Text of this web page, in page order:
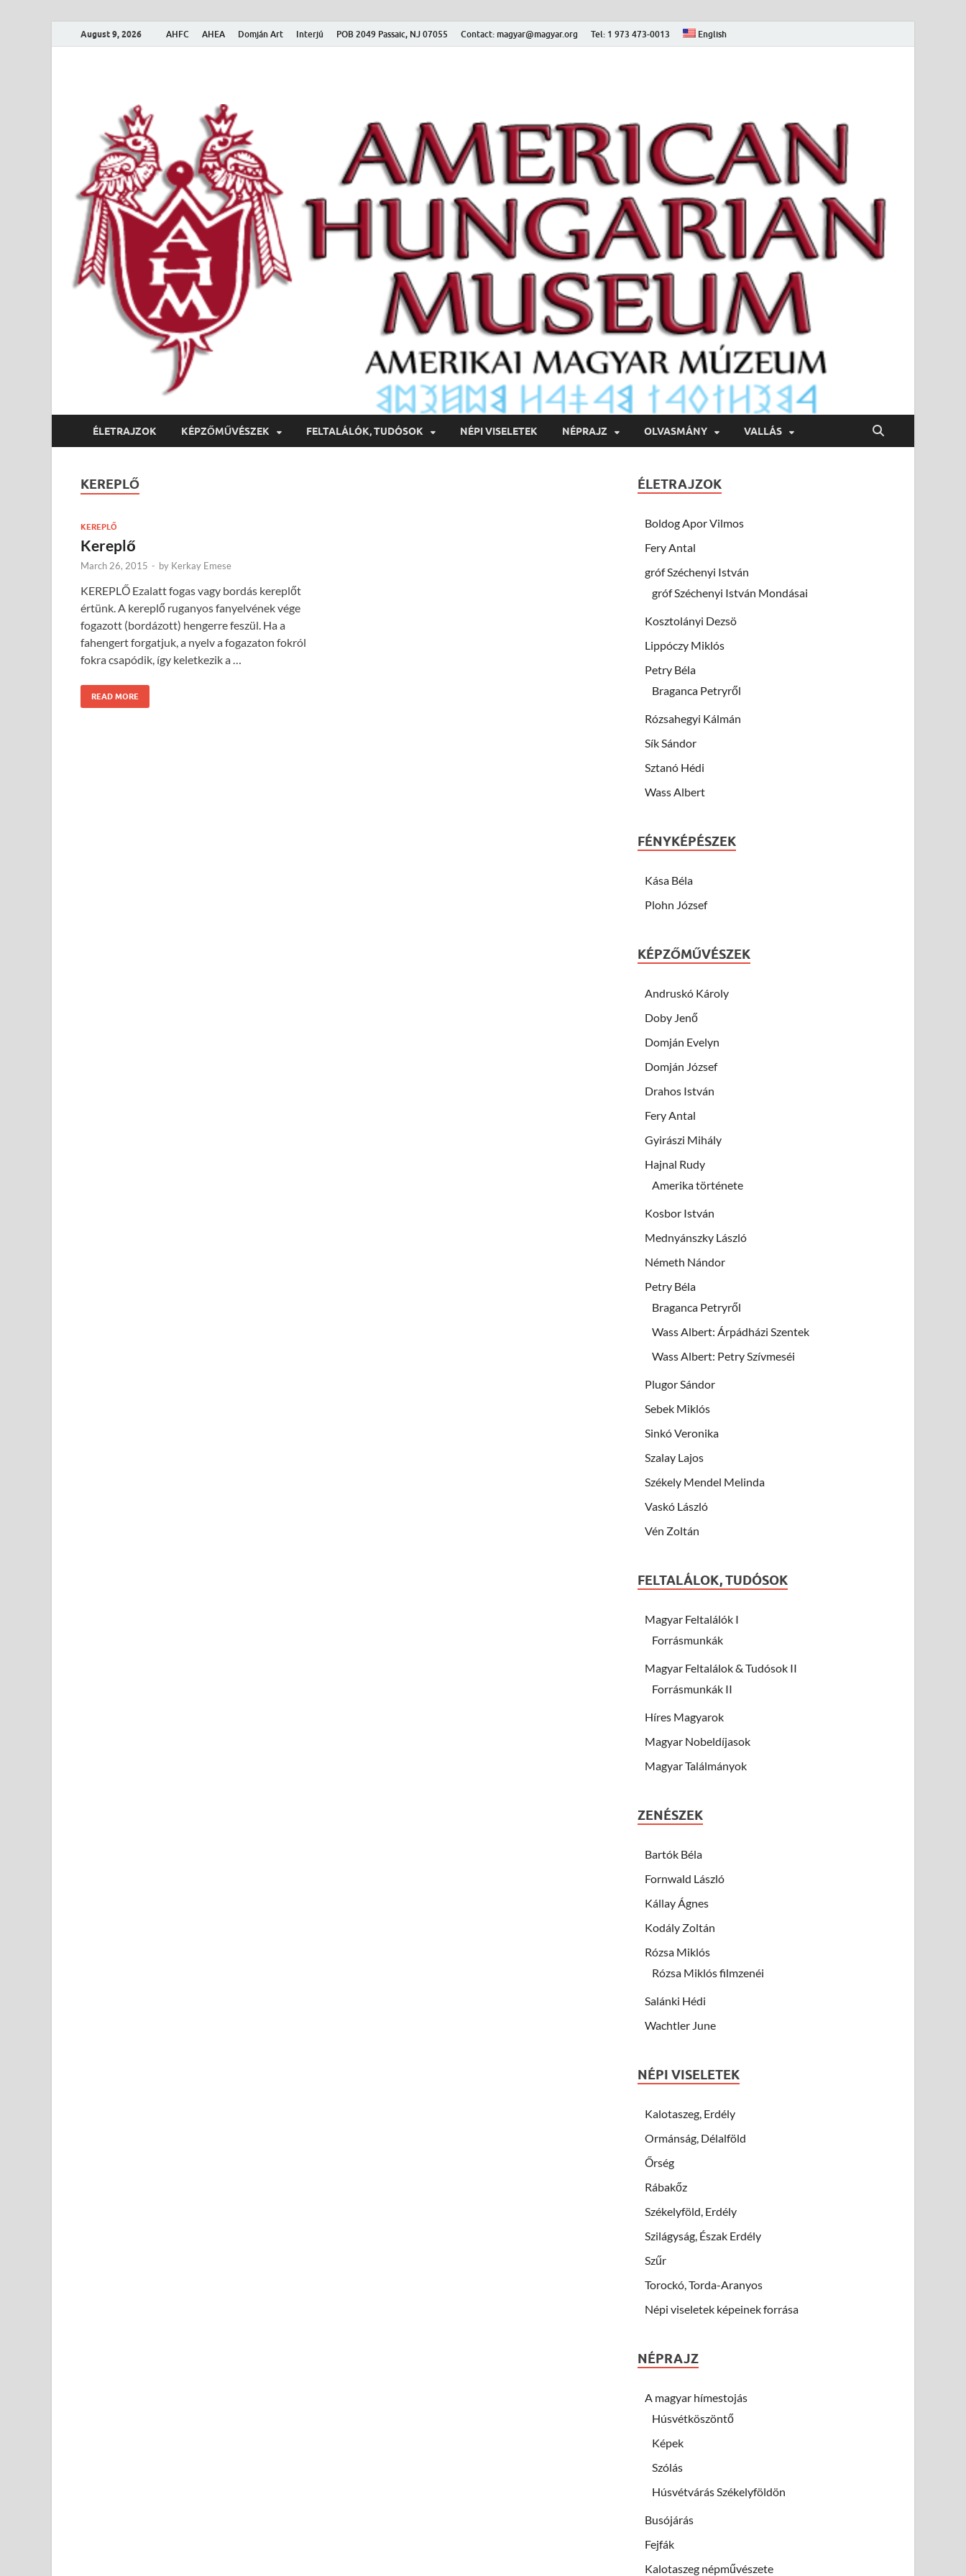
August 9, 2026 AHFC AHEA Domján Art Interjú POB 2049 Passaic, NJ 07055 Contact: magyar@magyar.org Tel: 1 973 473-0013 English
Amerikai Magyar Múzeum
ÉLETRAJZOK KÉPZŐMŰVÉSZEK FELTALÁLÓK, TUDÓSOK NÉPI VISELETEK NÉPRAJZ OLVASMÁNY VALLÁS
KEREPLŐ
KEREPLŐ
Kereplő
March 26, 2015 - by Kerkay Emese
KEREPLŐ Ezalatt fogas vagy bordás kereplőt
értünk. A kereplő ruganyos fanyelvének vége
fogazott (bordázott) hengerre feszül. Ha a
fahengert forgatjuk, a nyelv a fogazaton fokról
fokra csapódik, így keletkezik a …
READ MORE
ÉLETRAJZOK
Boldog Apor Vilmos
Fery Antal
gróf Széchenyi István
gróf Széchenyi István Mondásai
Kosztolányi Dezsö
Lippóczy Miklós
Petry Béla
Braganca Petryről
Rózsahegyi Kálmán
Sík Sándor
Sztanó Hédi
Wass Albert
FÉNYKÉPÉSZEK
Kása Béla
Plohn József
KÉPZŐMŰVÉSZEK
Andruskó Károly
Doby Jenő
Domján Evelyn
Domján József
Drahos István
Fery Antal
Gyirászi Mihály
Hajnal Rudy
Amerika története
Kosbor István
Mednyánszky László
Németh Nándor
Petry Béla
Braganca Petryről
Wass Albert: Árpádházi Szentek
Wass Albert: Petry Szívmeséi
Plugor Sándor
Sebek Miklós
Sinkó Veronika
Szalay Lajos
Székely Mendel Melinda
Vaskó László
Vén Zoltán
FELTALÁLOK, TUDÓSOK
Magyar Feltalálók I
Forrásmunkák
Magyar Feltalálok & Tudósok II
Forrásmunkák II
Híres Magyarok
Magyar Nobeldíjasok
Magyar Találmányok
ZENÉSZEK
Bartók Béla
Fornwald László
Kállay Ágnes
Kodály Zoltán
Rózsa Miklós
Rózsa Miklós filmzenéi
Salánki Hédi
Wachtler June
NÉPI VISELETEK
Kalotaszeg, Erdély
Ormánság, Délalföld
Őrség
Rábakőz
Székelyföld, Erdély
Szilágyság, Észak Erdély
Szűr
Torockó, Torda-Aranyos
Népi viseletek képeinek forrása
NÉPRAJZ
A magyar hímestojás
Húsvétköszöntő
Képek
Szólás
Húsvétvárás Székelyföldön
Busójárás
Fejfák
Kalotaszeg népművészete